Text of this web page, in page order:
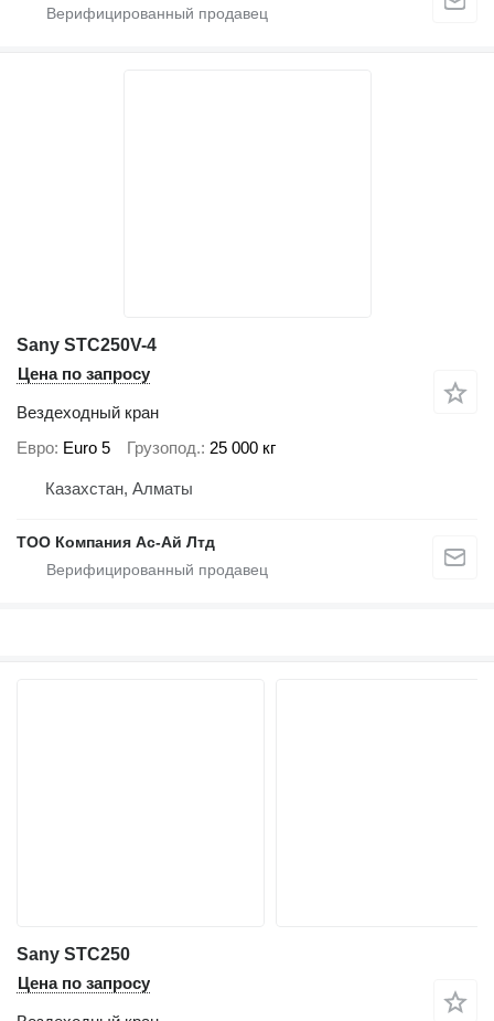
Sany STC250V-4
Цена по запросу
Вездеходный кран
Евро Euro 5 Грузопод. 25 000 кг
Казахстан, Алматы
ТОО Компания Ас-Ай Лтд
Sany STC250
Цена по запросу